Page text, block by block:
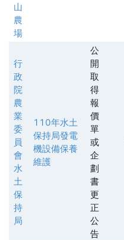
山
農
場
行
政
院
農
業
委
員
會
水
土
保
持
局
110年水土
保持局發電
機設備保養
維護
公
開
取
得
報
價
單
或
企
劃
書
更
正
公
告